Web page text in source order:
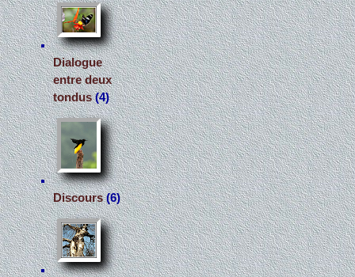
Dialogue
entre deux
tondus(4)
Discours(6)